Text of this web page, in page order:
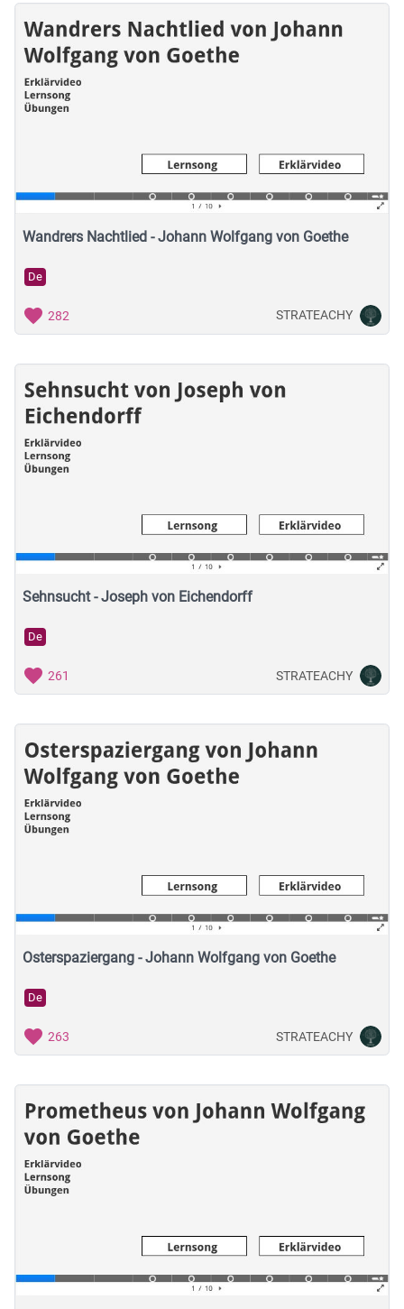
Featured Apps
Wandrers Nachtlied - Johann Wolfgang von Goethe
De
282 STRATEACHY
Sehnsucht - Joseph von Eichendorff
De
261 STRATEACHY
Osterspaziergang - Johann Wolfgang von Goethe
De
263 STRATEACHY